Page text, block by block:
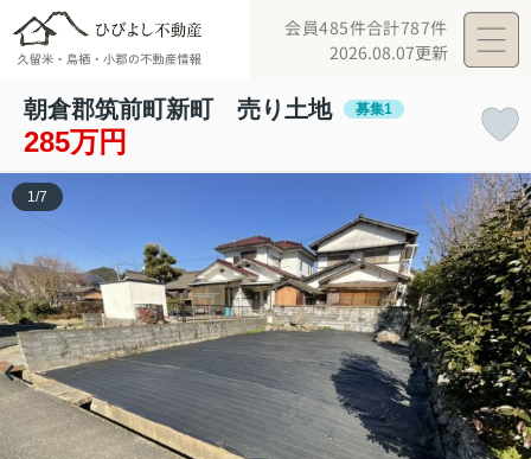
会員485件合計787件
2026.08.07更新
朝倉郡筑前町新町 売り土地 募集1
285万円
1/7